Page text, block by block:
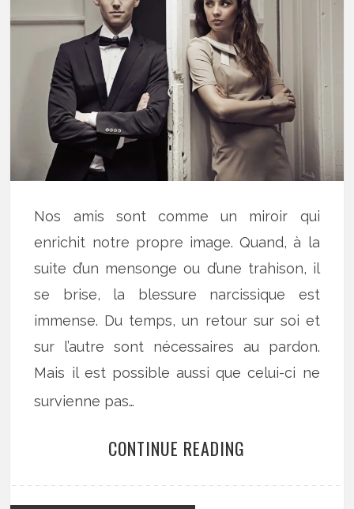
Nos amis sont comme un miroir qui
enrichit notre propre image. Quand, à la
suite d’un mensonge ou d’une trahison, il
se brise, la blessure narcissique est
immense. Du temps, un retour sur soi et
sur l’autre sont nécessaires au pardon.
Mais il est possible aussi que celui-ci ne
survienne pas…
CONTINUE READING